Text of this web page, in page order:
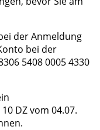
der Anmeldung
bei der
5408 0005 4330
DZ vom 04.07.